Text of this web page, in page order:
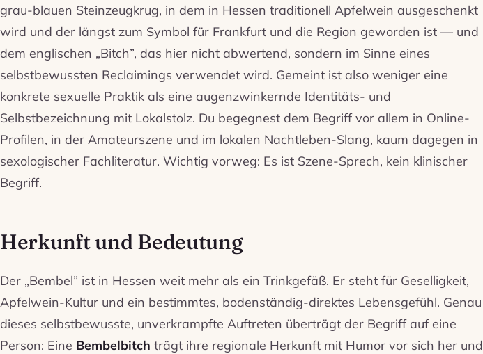
grau-blauen Steinzeugkrug, in dem in Hessen traditionell Apfelwein ausgeschenkt
wird und der längst zum Symbol für Frankfurt und die Region geworden ist — und
dem englischen „Bitch”, das hier nicht abwertend, sondern im Sinne eines
selbstbewussten Reclaimings verwendet wird. Gemeint ist also weniger eine
konkrete sexuelle Praktik als eine augenzwinkernde Identitäts- und
Selbstbezeichnung mit Lokalstolz. Du begegnest dem Begriff vor allem in Online-
Profilen, in der Amateurszene und im lokalen Nachtleben-Slang, kaum dagegen in
sexologischer Fachliteratur. Wichtig vorweg: Es ist Szene-Sprech, kein klinischer
Begriff.
Herkunft und Bedeutung
Der „Bembel” ist in Hessen weit mehr als ein Trinkgefäß. Er steht für Geselligkeit,
Apfelwein-Kultur und ein bestimmtes, bodenständig-direktes Lebensgefühl. Genau
dieses selbstbewusste, unverkrampfte Auftreten überträgt der Begriff auf eine
Person: Eine Bembelbitch trägt ihre regionale Herkunft mit Humor vor sich her und